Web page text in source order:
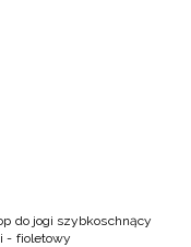
do jogi szybkoschnący
- fioletowy